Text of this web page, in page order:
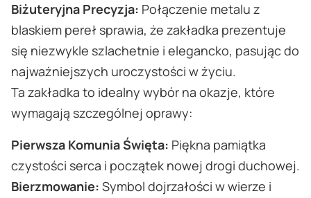
Biżuteryjna Precyzja: Połączenie metalu z
blaskiem pereł sprawia, że zakładka prezentuje
się niezwykle szlachetnie i elegancko, pasując do
najważniejszych uroczystości w życiu.
Ta zakładka to idealny wybór na okazje, które
wymagają szczególnej oprawy:
Pierwsza Komunia Święta: Piękna pamiątka
czystości serca i początek nowej drogi duchowej.
Bierzmowanie: Symbol dojrzałości w wierze i